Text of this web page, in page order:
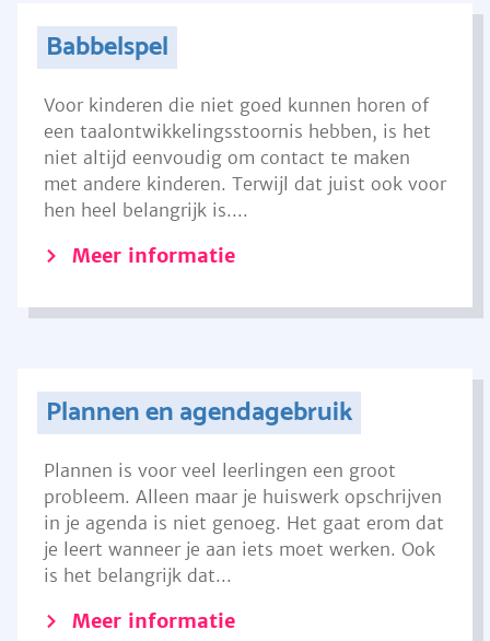
Babbelspel
Voor kinderen die niet goed kunnen horen of
een taalontwikkelingsstoornis hebben, is het
niet altijd eenvoudig om contact te maken
met andere kinderen. Terwijl dat juist ook voor
hen heel belangrijk is....
Meer informatie
Plannen en agendagebruik
Plannen is voor veel leerlingen een groot
probleem. Alleen maar je huiswerk opschrijven
in je agenda is niet genoeg. Het gaat erom dat
je leert wanneer je aan iets moet werken. Ook
is het belangrijk dat...
Meer informatie